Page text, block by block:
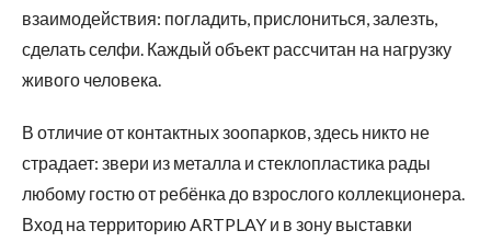
взаимодействия: погладить, прислониться, залезть,
сделать селфи. Каждый объект рассчитан на нагрузку
живого человека.
В отличие от контактных зоопарков, здесь никто не
страдает: звери из металла и стеклопластика рады
любому гостю от ребёнка до взрослого коллекционера.
Вход на территорию ARTPLAY и в зону выставки